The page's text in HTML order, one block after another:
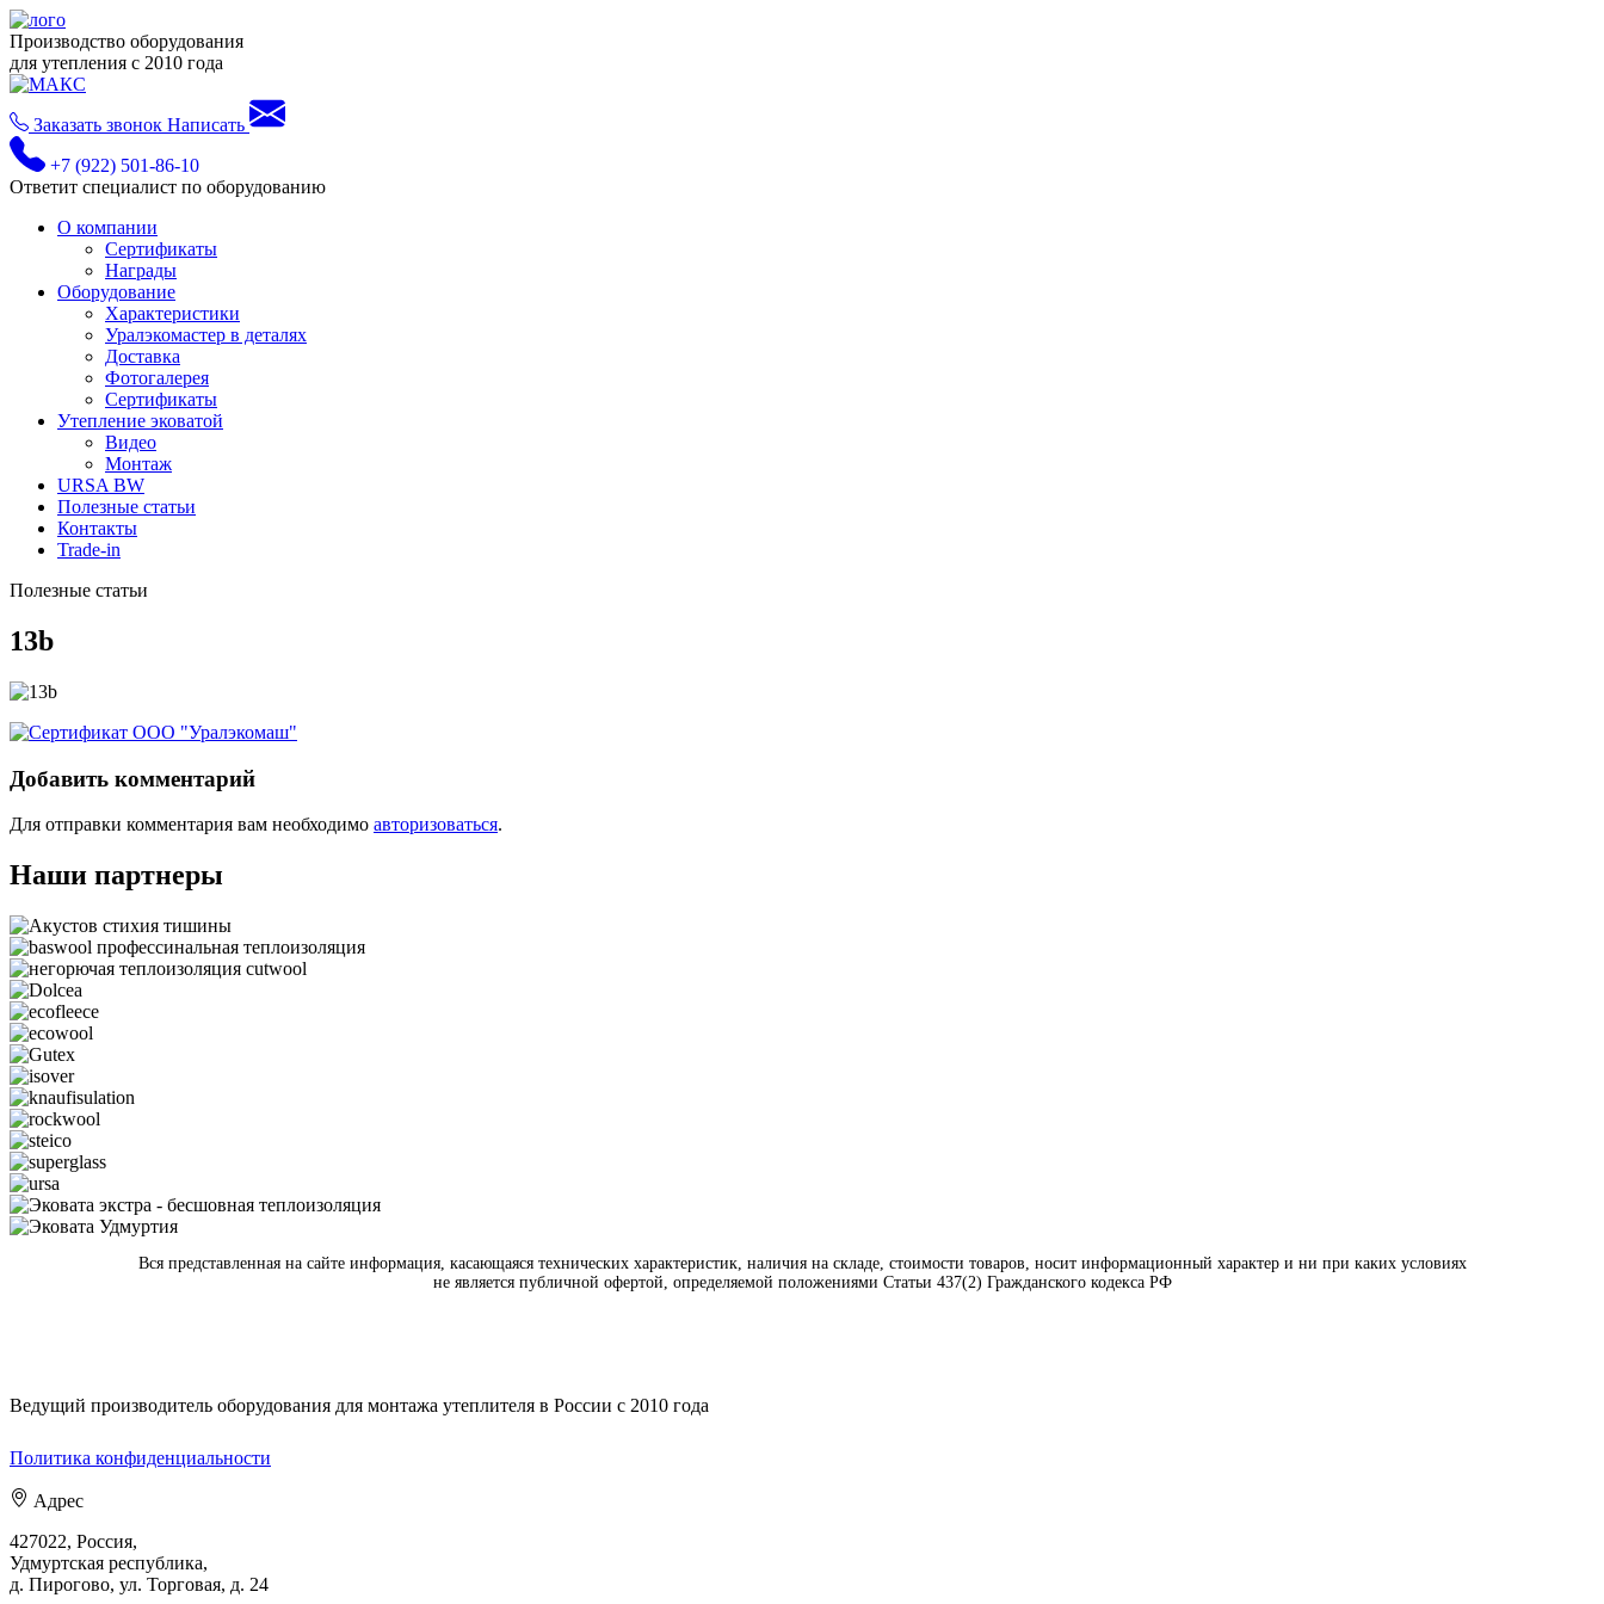
Производство оборудования
для утепления с 2010 года
Заказать звонок Написать
+7 (922) 501-86-10
Ответит специалист по оборудованию
О компании
Сертификаты
Награды
Оборудование
Характеристики
Уралэкомастер в деталях
Доставка
Фотогалерея
Сертификаты
Утепление эковатой
Видео
Монтаж
URSA BW
Полезные статьи
Контакты
Trade-in
Полезные статьи
13b
Добавить комментарий
Для отправки комментария вам необходимо авторизоваться.
Наши партнеры
Вся представленная на сайте информация, касающаяся технических характеристик, наличия на складе, стоимости товаров, носит информационный характер и ни при каких условиях
не является публичной офертой, определяемой положениями Статьи 437(2) Гражданского кодекса РФ
Ведущий производитель оборудования для монтажа утеплителя в России с 2010 года
Политика конфиденциальности
Адрес
427022, Россия,
Удмуртская республика,
д. Пирогово, ул. Торговая, д. 24